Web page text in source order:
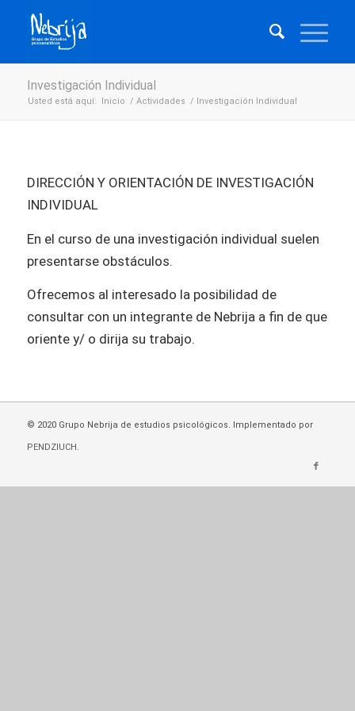
Investigación Individual
Usted está aquí: Inicio / Actividades / Investigación Individual
DIRECCIÓN Y ORIENTACIÓN DE INVESTIGACIÓN
INDIVIDUAL
En el curso de una investigación individual suelen
presentarse obstáculos.
Ofrecemos al interesado la posibilidad de
consultar con un integrante de Nebrija a fin de que
oriente y/ o dirija su trabajo.
© 2020 Grupo Nebrija de estudios psicológicos. Implementado por
PENDZIUCH.